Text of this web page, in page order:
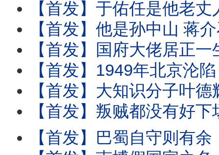
【首发】于佑任是他老丈人 他还渣了一个俄国美
【首发】他是孙中山 蒋介石 毛泽东的座上客
【首发】国府大佬居正一生反共 但爱女和女婿却双双是共党卧底 二人为土共立下
【首发】1949年北京沦陷 人人骂国军驻北平总司令傅作义 却不知老傅是被他家共
【首发】大知识分子叶德辉视死如归 口述一幅辛辣对子讽刺毛
【首发】叛贼都没有好下场！自古如此。蒋介石身边那么多共匪卧
【首发】巴蜀自守则有余 ，四川败则天下亡。中华民国丢了四川而后痛失大陆，